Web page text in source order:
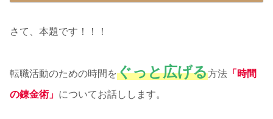
さて、本題です！！！
転職活動のための時間をぐっと広げる方法 「時間
の錬金術」 についてお話しします。